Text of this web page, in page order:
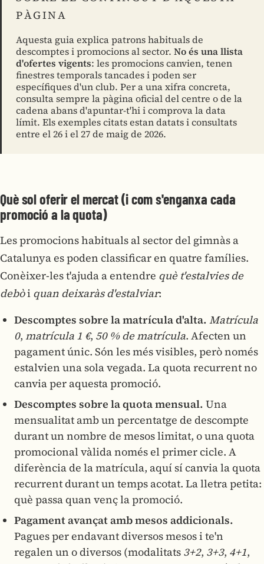
PÀGINA
Aquesta guia explica patrons habituals de
descomptes i promocions al sector. No és una llista
d'ofertes vigents: les promocions canvien, tenen
finestres temporals tancades i poden ser
específiques d'un club. Per a una xifra concreta,
consulta sempre la pàgina oficial del centre o de la
cadena abans d'apuntar-t'hi i comprova la data
límit. Els exemples citats estan datats i consultats
entre el 26 i el 27 de maig de 2026.
Què sol oferir el mercat (i com s'enganxa cada
promoció a la quota)
Les promocions habituals al sector del gimnàs a
Catalunya es poden classificar en quatre famílies.
Conèixer-les t'ajuda a entendre què t'estalvies de
debòi quan deixaràs d'estalviar:
Descomptes sobre la matrícula d'alta. Matrícula
0, matrícula 1 €, 50 % de matrícula. Afecten un
pagament únic. Són les més visibles, però només
estalvien una sola vegada. La quota recurrent no
canvia per aquesta promoció.
Descomptes sobre la quota mensual. Una
mensualitat amb un percentatge de descompte
durant un nombre de mesos limitat, o una quota
promocional vàlida només el primer cicle. A
diferència de la matrícula, aquí sí canvia la quota
recurrent durant un temps acotat. La lletra petita:
què passa quan venç la promoció.
Pagament avançat amb mesos addicionals.
Pagues per endavant diversos mesos i te'n
regalen un o diversos (modalitats 3+2, 3+3, 4+1,